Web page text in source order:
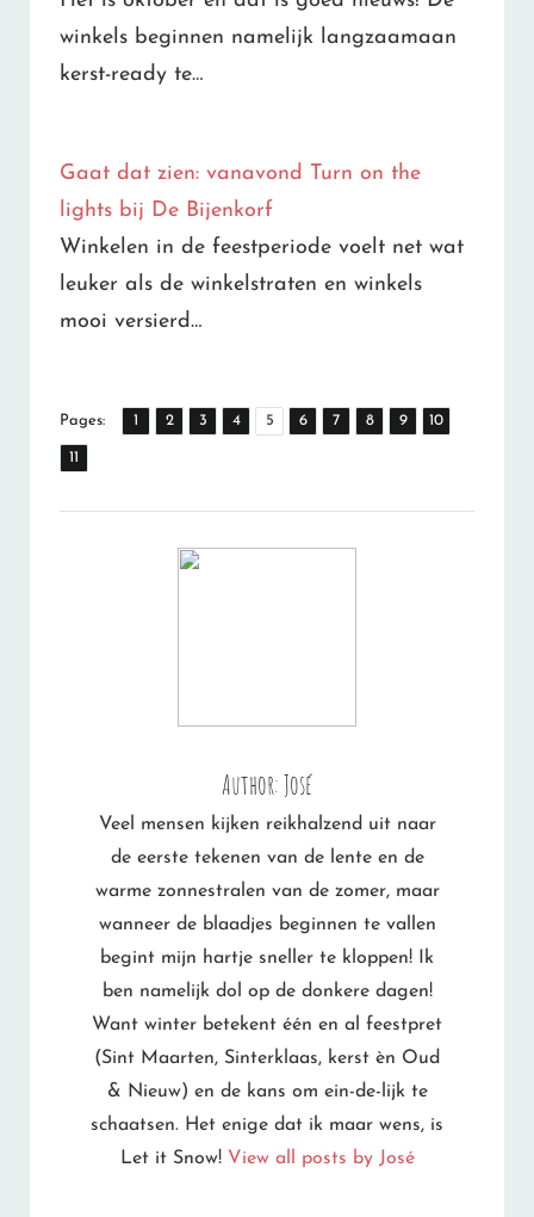
winkels beginnen namelijk langzaamaan
kerst-ready te…
Gaat dat zien: vanavond Turn on the
lights bij De Bijenkorf
Winkelen in de feestperiode voelt net wat
leuker als de winkelstraten en winkels
mooi versierd…
Pages: Page
1 ,Page
2 ,Page
3 ,
Page
4 ,Page
5 ,
Page
6 ,Page
7 ,
Page
8 ,Page
9 ,
Page
10
Page
11
Author:José
Veel mensen kijken reikhalzend uit naar
de eerste tekenen van de lente en de
warme zonnestralen van de zomer, maar
wanneer de blaadjes beginnen te vallen
begint mijn hartje sneller te kloppen! Ik
ben namelijk dol op de donkere dagen!
Want winter betekent één en al feestpret
(Sint Maarten, Sinterklaas, kerst èn Oud
& Nieuw) en de kans om ein-de-lijk te
schaatsen. Het enige dat ik maar wens, is
Let it Snow! View all posts by José